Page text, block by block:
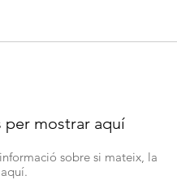
per mostrar aquí
sobre si mateix, la